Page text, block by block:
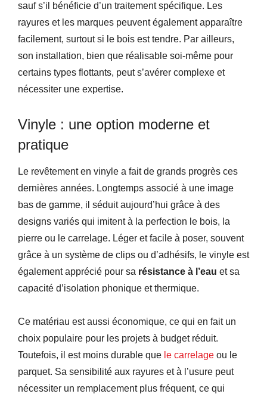
sauf s’il bénéficie d’un traitement spécifique. Les
rayures et les marques peuvent également apparaître
facilement, surtout si le bois est tendre. Par ailleurs,
son installation, bien que réalisable soi-même pour
certains types flottants, peut s’avérer complexe et
nécessiter une expertise.
Vinyle : une option moderne et
pratique
Le revêtement en vinyle a fait de grands progrès ces
dernières années. Longtemps associé à une image
bas de gamme, il séduit aujourd’hui grâce à des
designs variés qui imitent à la perfection le bois, la
pierre ou le carrelage. Léger et facile à poser, souvent
grâce à un système de clips ou d’adhésifs, le vinyle est
également apprécié pour sa résistance à l’eau et sa
capacité d’isolation phonique et thermique.
Ce matériau est aussi économique, ce qui en fait un
choix populaire pour les projets à budget réduit.
Toutefois, il est moins durable que le carrelage ou le
parquet. Sa sensibilité aux rayures et à l’usure peut
nécessiter un remplacement plus fréquent, ce qui